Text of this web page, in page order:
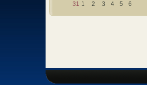
31 1 2 3 4 5 6